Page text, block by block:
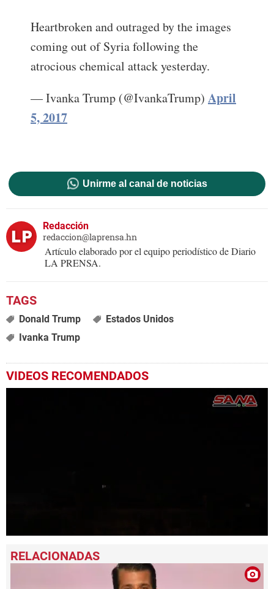
Heartbroken and outraged by the images
coming out of Syria following the
atrocious chemical attack yesterday.
— Ivanka Trump (@IvankaTrump) April
5, 2017
Unirme al canal de noticias
Redacción
redaccion@laprensa.hn
Artículo elaborado por el equipo periodístico de Diario
LA PRENSA.
Donald Trump
Estados Unidos
Ivanka Trump
VIDEOS RECOMENDADOS
seconds
of